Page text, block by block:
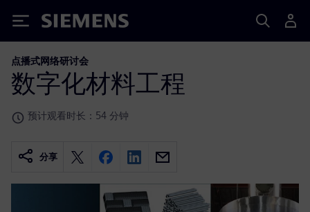
Siemens
点播式网络研讨会
数字化材料工程
预计观看时长：54 分钟
分享